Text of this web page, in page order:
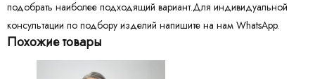
подобрать наиболее подходящий вариант.Для индивидуальной
консультации по подбору изделий напишите на нам WhatsApp.
Похожие товары